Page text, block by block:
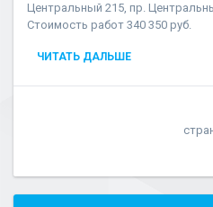
Центральный 215, пр.
Стоимость работ 340 350 руб.
ЧИТАТЬ ДАЛЬШЕ